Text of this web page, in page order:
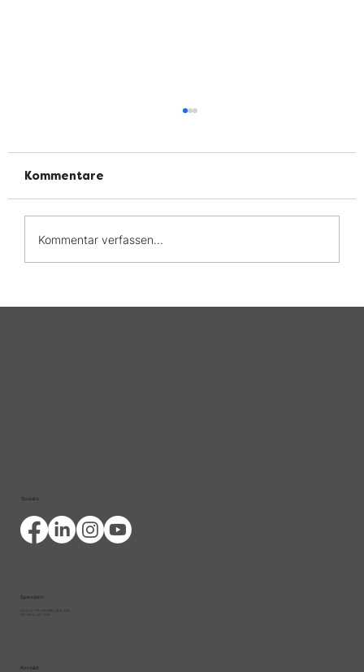
Kommentare
Kommentar verfassen...
Spenden:
Socials:
Kontakt: